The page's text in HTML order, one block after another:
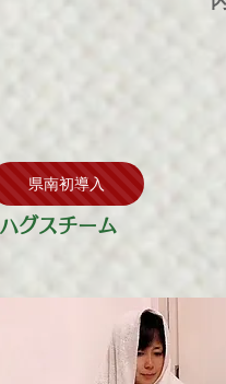
県南初導入
ハグスチーム